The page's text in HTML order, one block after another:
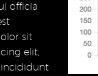
officia
sit
elit,